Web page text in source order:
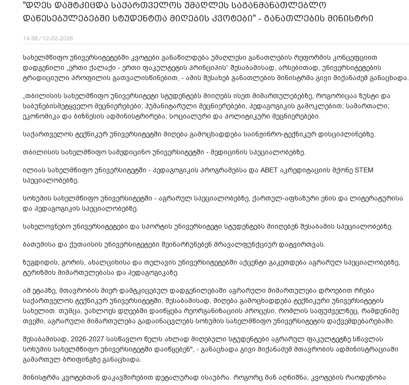
"დღეს დამტკიცდა საქართველოს უმაღლეს საგანმანათლებლო
დაწესებულებებში სტუდენტთა მიღების კვოტები" - განათლების მინისტრი
14:38 / 12-02-2026
სახელმწიფო უნივერსიტეტებში კვოტები განაწილდება უმაღლესი განათლების რეფორმის კონცეფციით
დადგენილი „ერთი ქალაქი - ერთი ფაკულტეტის პრინციპის“ შესაბამისად, არსებითად, უნივერსიტეტების
ტრადიციული პროფილის გათვალისწინებით, - ამის შესახებ განათლების მინისტრმა გივი მიქანაძემ განაცხადა.
„თბილისის სახელმწიფო უნივერსიტეტი სტუდენტებს მიიღებს ისეთ მიმართულებებზე, როგორიცაა ზუსტი და
საბუნებისმეტყველო მეცნიერებები; ჰუმანიტარული მეცნიერებები, პედაგოგიკის გამოკლებით; სამართალი;
ეკონომიკა და ბიზნესის ადმინისტრირება; სოციალური და პოლიტიკური მეცნიერებები.
საქართველოს ტექნიკურ უნივერსიტეტში მიღება გამოცხადდება საინჟინრო-ტექნიკურ დისციპლინებზე.
თბილისის სახელმწიფო სამედიცინო უნივერსიტეტში - მედიცინის სპეციალობებზე.
ილიას სახელმწიფო უნივერსიტეტში - პედაგოგიკის პროგრამებსა და ABET აკრედიტაციის მქონე STEM
სპეციალობებზე.
სოხუმის სახელმწიფო უნივერსიტეტში - აგრარულ სპეციალობებზე, ქართულ-აფხაზური ენის და ლიტერატურისა
და პედაგოგიკის სპეციალობებზე.
სახელოვნებო უნივერსიტეტები და სპორტის უნივერსიტეტი სტუდენტებს მიიღებენ შესაბამის სპეციალობებზე.
ბათუმისა და ქუთაისის უნივერსიტეტები შეინარჩუნებენ მრავალფუნქციურ დატვირთვას.
ზუგდიდის, გორის, ახალციხისა და თელავის უნივერსიტეტებში აქცენტი გაკეთდება აგრარულ სპეციალობებზე,
ტურიზმის მიმართულებასა და პედაგოგიკაზე.
ამ ეტაპზე, მთავრობის მიერ დამტკიცებულ დადგენილებაში აგრარული მიმართულება დროებით რჩება
საქართველოს ტექნიკურ უნივერსიტეტში, შესაბამისად, მიღება გამოცხადდება ტექნიკური უნივერსიტეტის
სახელით. თუმცა, უახლოეს დღეებში დაიწყება რეორგანიზაციის პროცესი, რომლის საფუძველზეც, რამდენიმე
თვეში, აგრარული მიმართულება გადაინაცვლებს სოხუმის სახელმწიფო უნივერსიტეტის დაქვემდებარებაში.
შესაბამისად, 2026-2027 სასწავლო წელს ახლად მიღებული სტუდენტები აგრარულ ფაკულტეტზე სწავლას
სოხუმის სახელმწიფო უნივერსიტეტში დაიწყებენ", - განაცხადა გივი მიქანაძემ მთავრობის ადმინისტრაციაში
გამართულ ბრიფინგზე განაცხადა.
მინისტრმა კვოტებთან დაკავშირებით დეტალურად ისაუბრა. როგორც მან აღნიშნა, კვოტების რაოდენობა